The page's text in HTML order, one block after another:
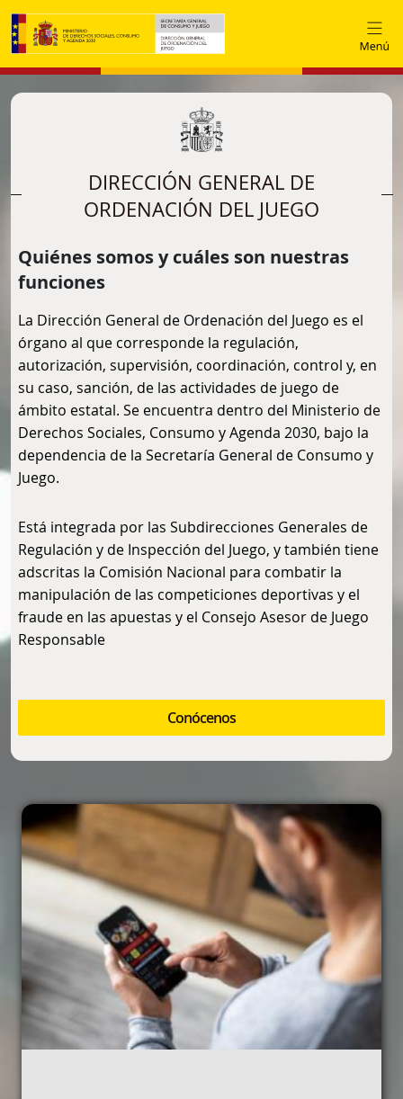
Pasar al contenido principal
DIRECCIÓN GENERAL DE
ORDENACIÓN DEL JUEGO
Quiénes somos y cuáles son nuestras
funciones
La Dirección General de Ordenación del Juego es el
órgano al que corresponde la regulación,
autorización, supervisión, coordinación, control y, en
su caso, sanción, de las actividades de juego de
ámbito estatal. Se encuentra dentro del Ministerio de
Derechos Sociales, Consumo y Agenda 2030, bajo la
dependencia de la Secretaría General de Consumo y
Juego.
Está integrada por las Subdirecciones Generales de
Regulación y de Inspección del Juego, y también tiene
adscritas la Comisión Nacional para combatir la
manipulación de las competiciones deportivas y el
fraude en las apuestas y el Consejo Asesor de Juego
Responsable
Conócenos